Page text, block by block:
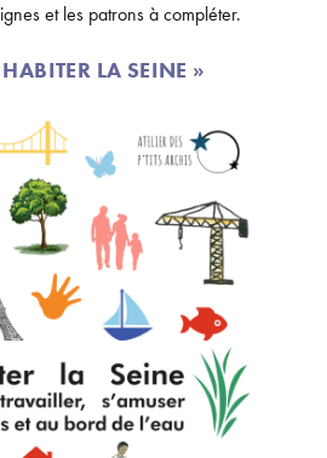
et les patrons à compléter.
LA SEINE »